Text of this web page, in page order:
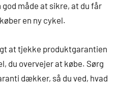
måde at sikre, at du får
en ny cykel.
at tjekke produktgarantien
du overvejer at købe. Sørg
dækker, så du ved, hvad